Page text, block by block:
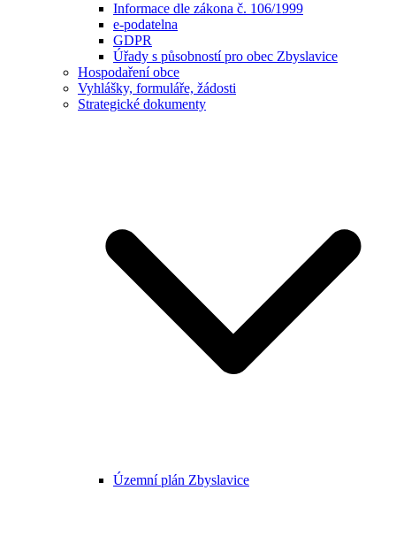
Informace dle zákona č. 106/1999
e-podatelna
GDPR
Úřady s působností pro obec Zbyslavice
Hospodaření obce
Vyhlášky, formuláře, žádosti
Strategické dokumenty
Územní plán Zbyslavice